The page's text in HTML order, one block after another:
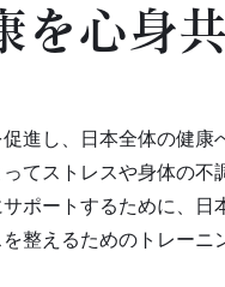
心身
進し、日本全体の健康
てストレスや身体の不
ポートするために、
整えるためのトレーニ